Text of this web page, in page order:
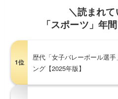
＼読まれ
「スポーツ」年
1位
歴代「女子バレーボール選
ング【2025年版】